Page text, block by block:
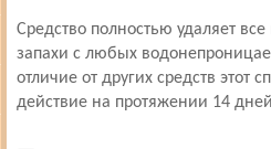
Средство полностью удаляет
запахи с любых
отличие от других средств этот
действие на протяжении 14